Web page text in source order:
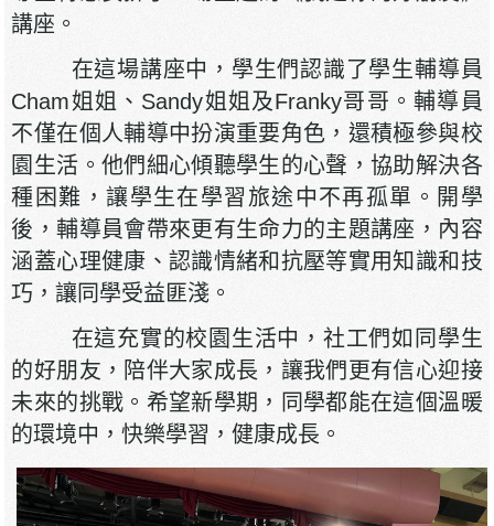
講座。
在這場講座中，學生們認識了學生輔導員
Cham姐姐、Sandy姐姐及Franky哥哥。輔導員
不僅在個人輔導中扮演重要角色，還積極參與校
園生活。他們細心傾聽學生的心聲，協助解決各
種困難，讓學生在學習旅途中不再孤單。開學
後，輔導員會帶來更有生命力的主題講座，內容
涵蓋心理健康、認識情緒和抗壓等實用知識和技
巧，讓同學受益匪淺。
在這充實的校園生活中，社工們如同學生
的好朋友，陪伴大家成長，讓我們更有信心迎接
未來的挑戰。希望新學期，同學都能在這個溫暖
的環境中，快樂學習，健康成長。